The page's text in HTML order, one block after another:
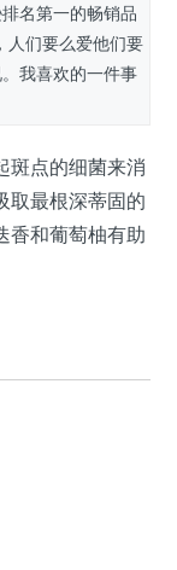
名第一的畅销品
人们要么爱他们要
我喜欢的一件事
斑点的细菌来消
取最根深蒂固的
香和葡萄柚有助